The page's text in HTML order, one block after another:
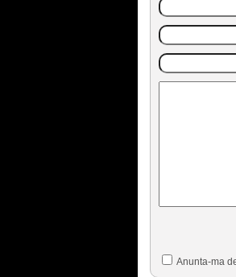
Anunta-ma